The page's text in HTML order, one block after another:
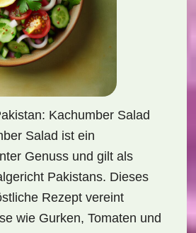
Kachumber Salad
Salad ist ein
Genuss und gilt als
Pakistans. Dieses
Rezept vereint
wie Gurken, Tomaten und